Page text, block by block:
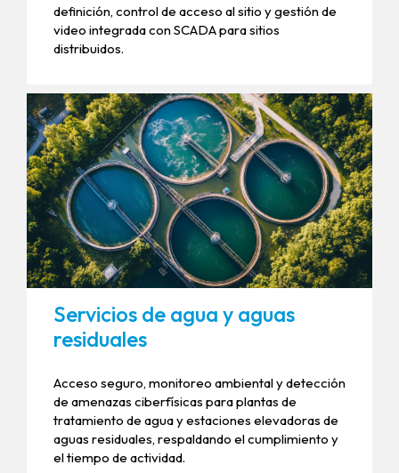
definición, control de acceso al sitio y gestión de
video integrada con SCADA para sitios
distribuidos.
Servicios de agua y aguas
residuales
Acceso seguro, monitoreo ambiental y detección
de amenazas ciberfísicas para plantas de
tratamiento de agua y estaciones elevadoras de
aguas residuales, respaldando el cumplimiento y
el tiempo de actividad.